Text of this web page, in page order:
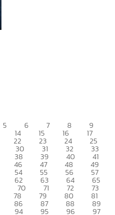
5 6 7 8 9
14 15 16 17
22 23 24 25
30 31 32 33
38 39 40 41
46 47 48 49
54 55 56 57
62 63 64 65
70 71 72 73
78 79 80 81
86 87 88 89
94 95 96 97